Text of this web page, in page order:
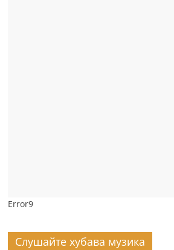
Error9
Слушайте хубава музика